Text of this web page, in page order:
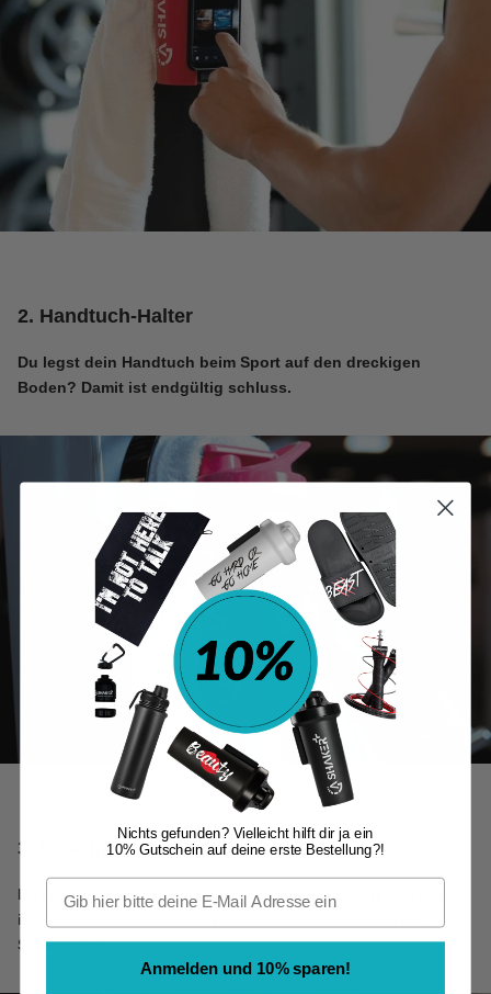
2. Handtuch-Halter
Du legst dein Handtuch beim Sport auf den dreckigen
Boden? Damit ist endgültig schluss.
3. Smartphone-Halter
Du willst dich beim Sport filmen oder dein Handy einfach
immer in sichtweise haben? Alles möglich mit dem
Shaker+ 2.0
Nichts gefunden? Vielleicht hilft dir ja ein
10% Gutschein auf deine erste Bestellung?!
Anmelden und 10% sparen!